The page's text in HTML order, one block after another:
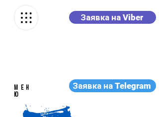
Заявка на Viber
Заявка на Telegram
МЕН
Ю